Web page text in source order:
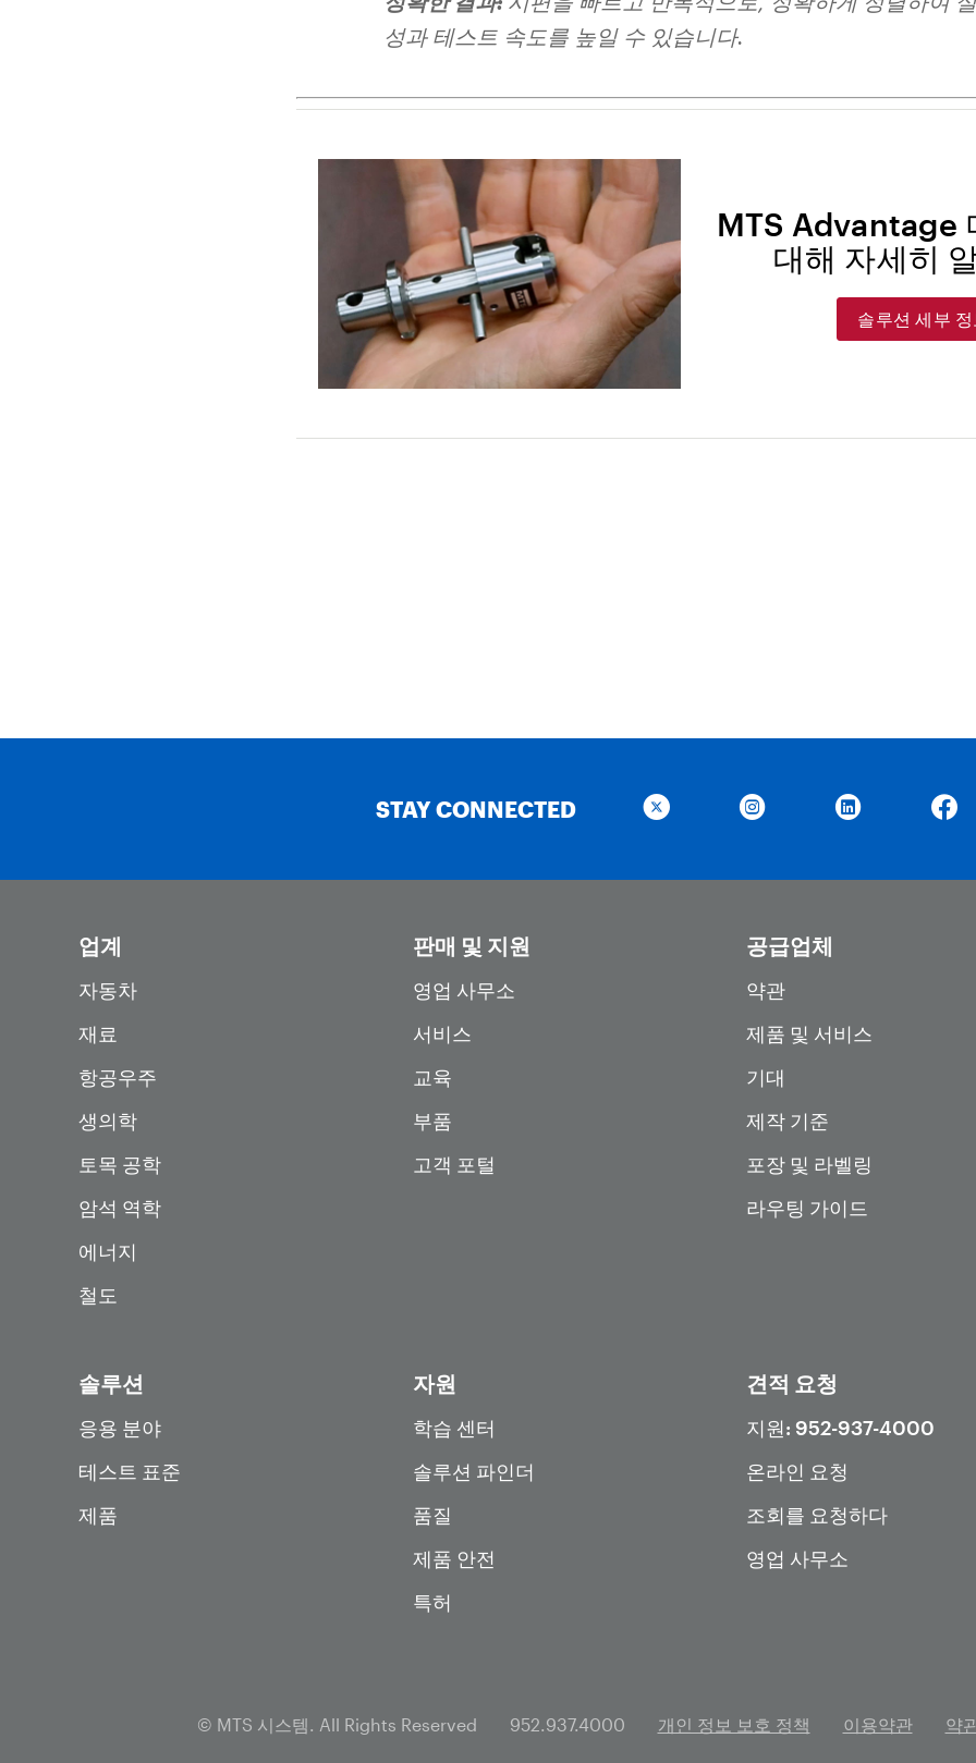
성과 테스트 속도를 높일 수 있습니다.
MTS Advantage
대해 자세히
솔루션 세부
STAY CONNECTED
업계
자동차
재료
항공우주
생의학
토목 공학
암석 역학
에너지
철도
판매 및 지원
영업 사무소
서비스
교육
부품
고객 포털
공급업체
약관
제품 및 서비스
기대
제작 기준
포장 및 라벨링
라우팅 가이드
솔루션
응용 분야
테스트 표준
제품
자원
학습 센터
솔루션 파인더
품질
제품 안전
특허
견적 요청
지원: 952-937-4000
온라인 요청
조회를 요청하다
영업 사무소
© MTS 시스템. All Rights Reserved 952.937.4000 개인 정보 보호 정책 이용약관 약